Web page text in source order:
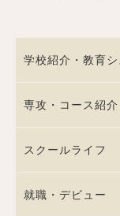
学校紹介・教育シ
専攻・コース紹介
スクールライフ
就職・デビュー